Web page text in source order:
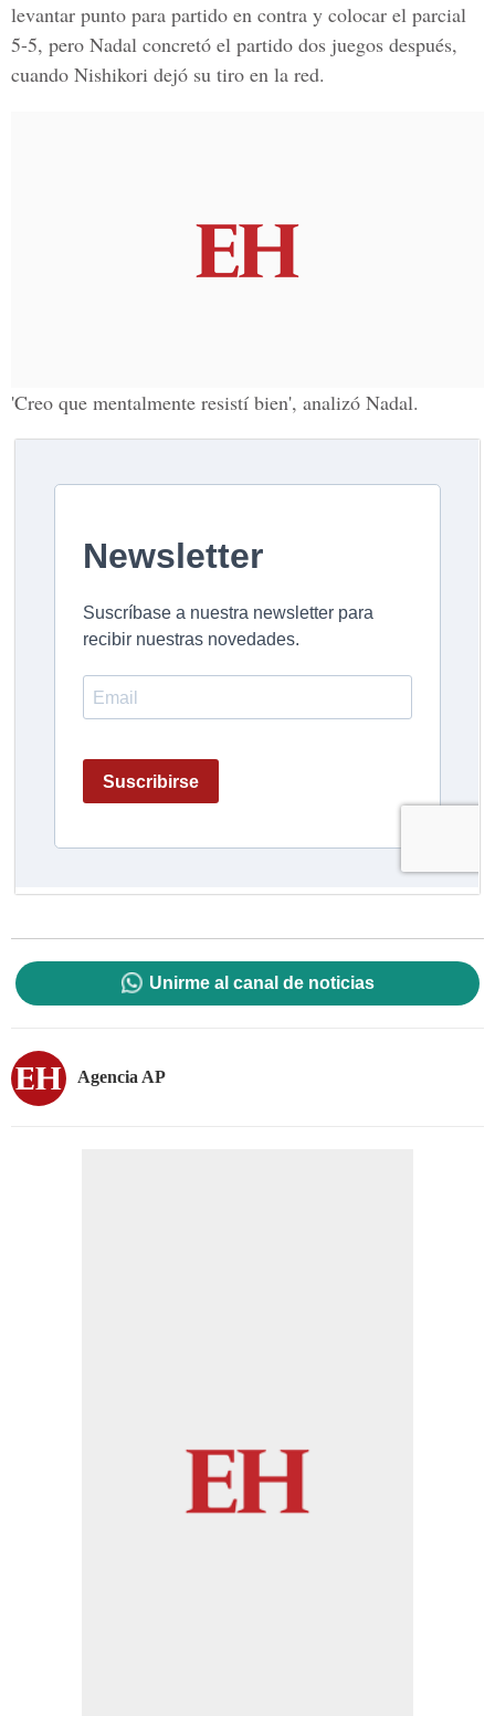
levantar punto para partido en contra y colocar el parcial
5-5, pero Nadal concretó el partido dos juegos después,
cuando Nishikori dejó su tiro en la red.
'Creo que mentalmente resistí bien', analizó Nadal.
Unirme al canal de noticias
Agencia AP